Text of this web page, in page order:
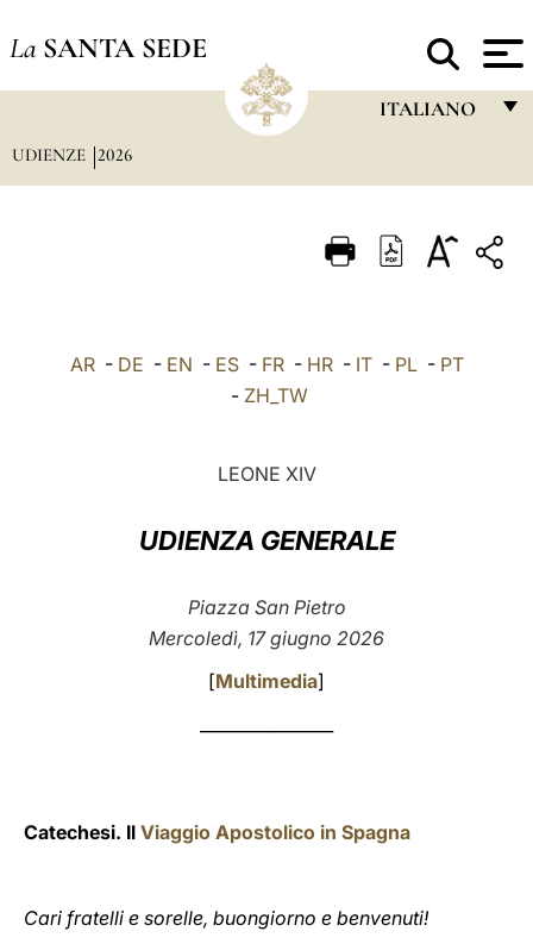
La SANTA SEDE
ITALIANO
ITALIANO
中文
UDIENZE 2026
AR- DE - EN - ES- FR- HR- IT- PL- PT
- ZH_TW
LEONE XIV
UDIENZA GENERALE
Piazza San Pietro
Mercoledì, 17 giugno 2026
[Multimedia]
Catechesi. Il Viaggio Apostolico in Spagna
Cari fratelli e sorelle, buongiorno e benvenuti!